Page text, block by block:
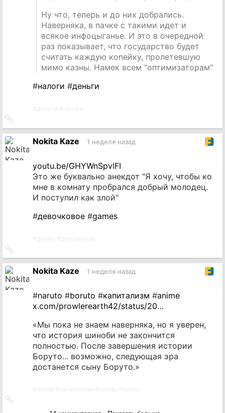
Ну что, теперь и до них добрались.
Наверняка, в пачке с такими идет и
всякое инфоцыганье. И это в очередной
раз показывает, что государство будет
считать каждую копейку, пролетевшую
мимо казны. Намек всем "оптимизаторам"
#налоги #деньги
на
источникNokita Kaze 1 неделя назад
youtu.be/GHYWnSpvlFI
Это же буквально анекдот "Я хочу, чтобы ко
мне в комнату пробрался добрый молодец.
И поступил как злой"
#девочковое #games
на
источникNokita Kaze 1 неделя назад
#naruto #boruto #капитализм #anime
x.com/prowlerearth42/status/20…
«Мы пока не знаем наверняка, но я уверен,
что история шиноби не закончится
полностью. После завершения истории
Боруто... возможно, следующая эра
достанется сыну Боруто.»